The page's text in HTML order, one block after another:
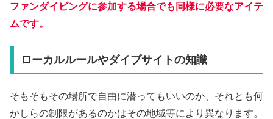
ファンダイビングに参加する場合でも同様に必要なアイテ
ムです。
ローカルルールやダイブサイトの知識
そもそもその場所で自由に潜ってもいいのか、それとも何
かしらの制限があるのかはその地域等により異なります。